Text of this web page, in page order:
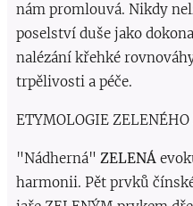
nám promlouvá. Nikdy
poselství duše jako
nalézání křehké
trpělivosti a péče.
ETYMOLOGIE ZELENÉHO
"Nádherná" ZELENÁ
harmonii. Pět prvků